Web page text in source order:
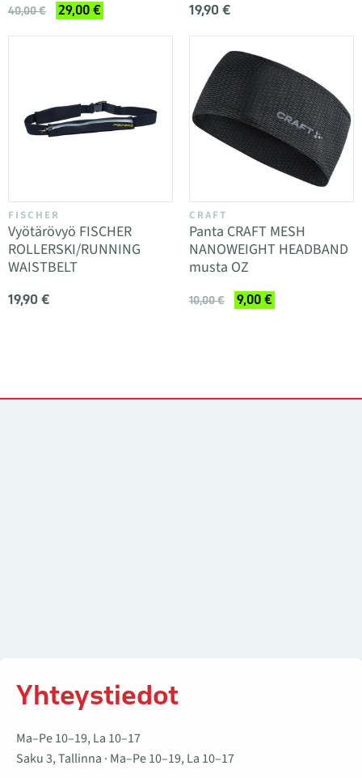
40,00 € 29,00 € 19,90 €
FISCHER
Vyötärövyö FISCHER
ROLLERSKI/RUNNING
WAISTBELT
19,90 €
CRAFT
Panta CRAFT MESH
NANOWEIGHT HEADBAND
musta OZ
10,00 € 9,00 €
Yhteystiedot
Ma–Pe 10–19, La 10–17
Saku 3, Tallinna · Ma–Pe 10–19, La 10–17